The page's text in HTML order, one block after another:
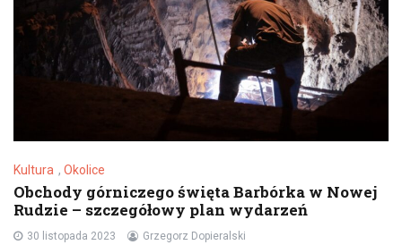
Kultura , Okolice
Obchody górniczego święta Barbórka w Nowej
Rudzie – szczegółowy plan wydarzeń
30 listopada 2023 Grzegorz Dopieralski